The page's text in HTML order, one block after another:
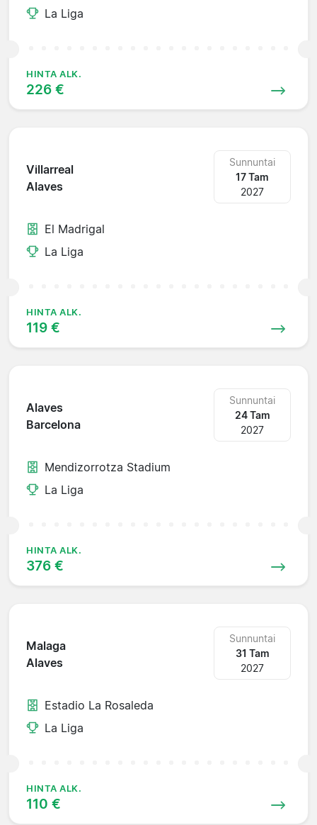
La Liga
HINTA ALK.
226 €
Villarreal
Alaves
Sunnuntai
17 Tam
2027
El Madrigal
La Liga
HINTA ALK.
119 €
Alaves
Barcelona
Sunnuntai
24 Tam
2027
Mendizorrotza Stadium
La Liga
HINTA ALK.
376 €
Malaga
Alaves
Sunnuntai
31 Tam
2027
Estadio La Rosaleda
La Liga
HINTA ALK.
110 €